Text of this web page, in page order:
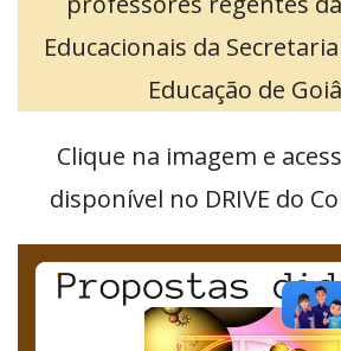
Educacionais da
Educação de
Clique na imagem e
disponível no DRIVE do